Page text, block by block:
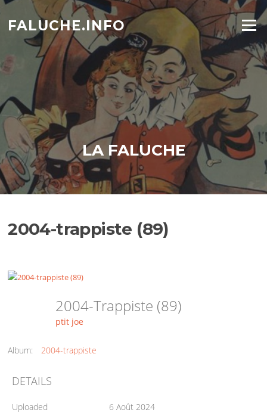
Aller
contenu
FALUCHE.INFO Menu
LA FALUCHE
2004-trappiste (89)
2004-Trappiste (89)
ptit joe
Album: 2004-trappiste
DETAILS
Uploaded 6 Août 2024